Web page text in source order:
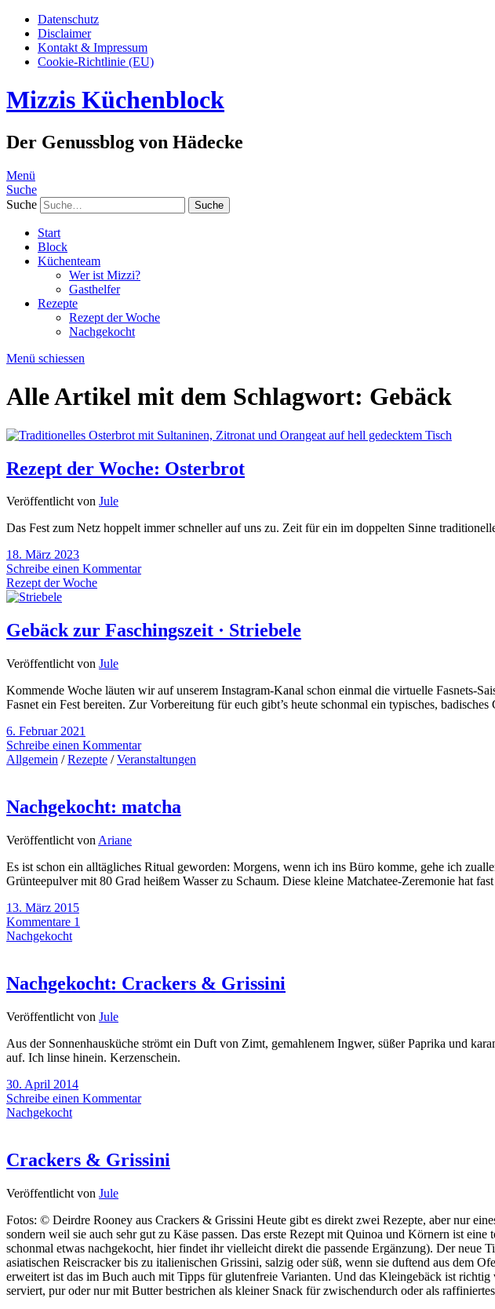
Datenschutz
Disclaimer
Kontakt & Impressum
Cookie-Richtlinie (EU)
Mizzis Küchenblock
Der Genussblog von Hädecke
Menü
Suche
Suche
Start
Block
Küchenteam
Wer ist Mizzi?
Gasthelfer
Rezepte
Rezept der Woche
Nachgekocht
Menü schiessen
Alle Artikel mit dem Schlagwort: Gebäck
Rezept der Woche: Osterbrot
Veröffentlicht von Jule
Das Fest zum Netz hoppelt immer schneller auf uns zu. Zeit für ein im doppelten Sinne
18. März 2023
Schreibe einen Kommentar
Rezept der Woche
Gebäck zur Faschingszeit · Striebele
Veröffentlicht von Jule
Kommende Woche läuten wir auf unserem Instagram-Kanal schon einmal die virtuelle Fasnets-
Fasnet ein Fest bereiten. Zur Vorbereitung für euch gibt’s heute schonmal ein typisches,
6. Februar 2021
Schreibe einen Kommentar
Allgemein /Rezepte /Veranstaltungen
Nachgekocht: matcha
Veröffentlicht von Ariane
Es ist schon ein alltägliches Ritual geworden: Morgens, wenn ich ins Büro komme, gehe ich
Grünteepulver mit 80 Grad heißem Wasser zu Schaum. Diese kleine Matchatee-Zeremonie hat
13. März 2015
Kommentare 1
Nachgekocht
Nachgekocht: Crackers & Grissini
Veröffentlicht von Jule
Aus der Sonnenhausküche strömt ein Duft von Zimt, gemahlenem Ingwer, süßer Paprika und
auf. Ich linse hinein. Kerzenschein.
30. April 2014
Schreibe einen Kommentar
Nachgekocht
Crackers & Grissini
Veröffentlicht von Jule
Fotos: © Deirdre Rooney aus Crackers & Grissini Heute gibt es direkt zwei Rezepte, aber nur
sondern weil sie auch sehr gut zu Käse passen. Das erste Rezept mit Quinoa und Körnern ist
schonmal etwas nachgekocht, hier findet ihr vielleicht direkt die passende Ergänzung). Der
asiatischen Reiscracker bis zu italienischen Grissini, salzig oder süß, wenn sie duftend aus dem
erweitert ist das im Buch auch mit Tipps für glutenfreie Varianten. Und das Kleingebäck ist
serviert, pur oder nur mit Butter bestrichen als kleiner Snack für zwischendurch oder als